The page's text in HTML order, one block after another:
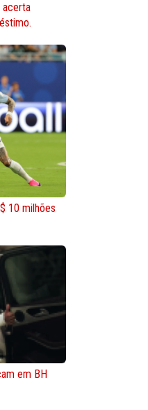
acerta
10 milhões
em BH